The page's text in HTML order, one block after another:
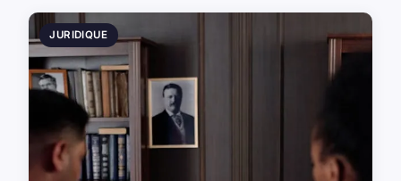
JURIDIQUE